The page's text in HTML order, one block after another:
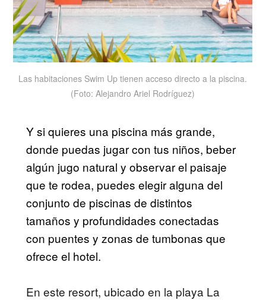
Las habitaciones Swim Up tienen acceso directo a la piscina.
(Foto: Alejandro Ariel Rodríguez)
Y si quieres una piscina más grande,
donde puedas jugar con tus niños, beber
algún jugo natural y observar el paisaje
que te rodea, puedes elegir alguna del
conjunto de piscinas de distintos
tamaños y profundidades conectadas
con puentes y zonas de tumbonas que
ofrece el hotel.
En este resort, ubicado en la playa La